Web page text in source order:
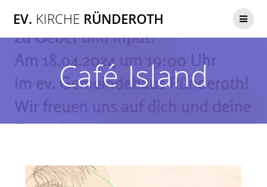
Inhalt
EV. KIRCHE RÜNDEROTH
Café Island